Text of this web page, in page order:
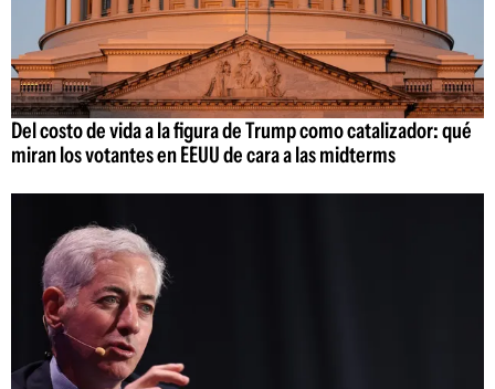
Del costo de vida a la figura de Trump como catalizador: qué
miran los votantes en EEUU de cara a las midterms